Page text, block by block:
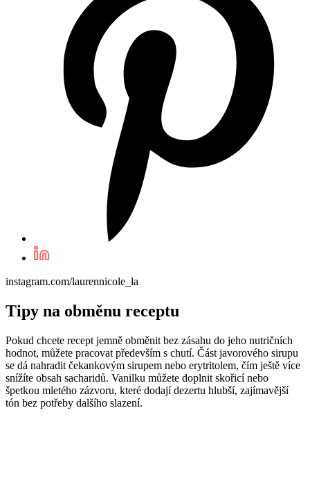
instagram.com/laurennicole_la
Tipy na obměnu receptu
Pokud chcete recept jemně obměnit bez zásahu do jeho nutričních
hodnot, můžete pracovat především s chutí. Část javorového sirupu
se dá nahradit čekankovým sirupem nebo erytritolem, čím ještě více
snížíte obsah sacharidů. Vanilku můžete doplnit skořicí nebo
špetkou mletého zázvoru, které dodají dezertu hlubší, zajímavější
tón bez potřeby dalšího slazení.